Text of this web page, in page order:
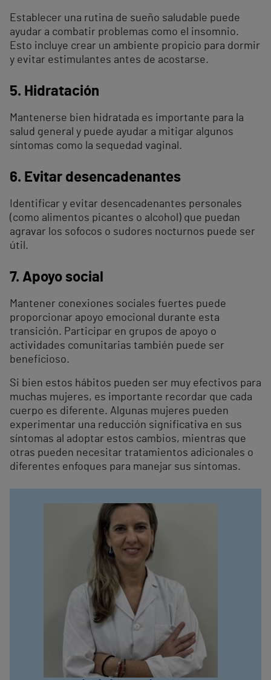
Establecer una rutina de sueño saludable puede
ayudar a combatir problemas como el insomnio.
Esto incluye crear un ambiente propicio para dormir
y evitar estimulantes antes de acostarse.
5. Hidratación
Mantenerse bien hidratada es importante para la
salud general y puede ayudar a mitigar algunos
síntomas como la sequedad vaginal.
6. Evitar desencadenantes
Identificar y evitar desencadenantes personales
(como alimentos picantes o alcohol) que puedan
agravar los sofocos o sudores nocturnos puede ser
útil.
7. Apoyo social
Mantener conexiones sociales fuertes puede
proporcionar apoyo emocional durante esta
transición. Participar en grupos de apoyo o
actividades comunitarias también puede ser
beneficioso.
Si bien estos hábitos pueden ser muy efectivos para
muchas mujeres, es importante recordar que cada
cuerpo es diferente. Algunas mujeres pueden
experimentar una reducción significativa en sus
síntomas al adoptar estos cambios, mientras que
otras pueden necesitar tratamientos adicionales o
diferentes enfoques para manejar sus síntomas.